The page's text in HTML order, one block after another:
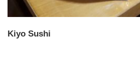
Kiyo Sushi